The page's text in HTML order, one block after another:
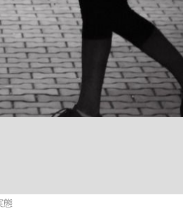
圭佑が初めて明かした日本代表監督に...
アイドルたち
態